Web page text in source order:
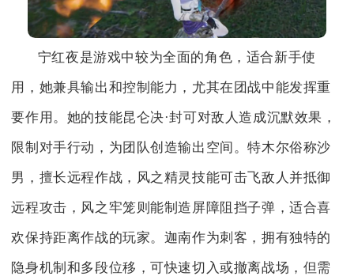
宁红夜是游戏中较为全面的角色，适合新手使
用，她兼具输出和控制能力，尤其在团战中能发挥重
要作用。她的技能昆仑决·封可对敌人造成沉默效果，
限制对手行动，为团队创造输出空间。特木尔俗称沙
男，擅长远程作战，风之精灵技能可击飞敌人并抵御
远程攻击，风之牢笼则能制造屏障阻挡子弹，适合喜
欢保持距离作战的玩家。迦南作为刺客，拥有独特的
隐身机制和多段位移，可快速切入或撤离战场，但需